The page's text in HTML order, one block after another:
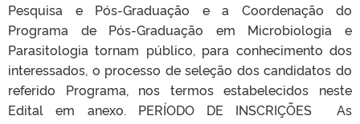
Pesquisa e Pós-Graduação e a Coordenação do
Programa de Pós-Graduação em Microbiologia e
Parasitologia tornam público, para conhecimento dos
interessados, o processo de seleção dos candidatos do
referido Programa, nos termos estabelecidos neste
Edital em anexo. PERÍODO DE INSCRIÇÕES As